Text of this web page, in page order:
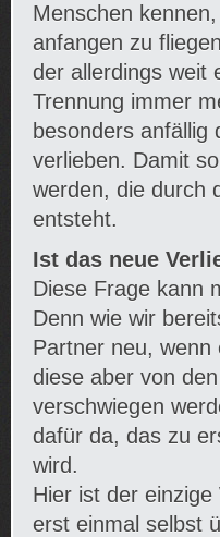
Menschen
anfangen zu
der allerdings weit
Trennung immer
besonders anfällig
verlieben. Damit
werden, die durch
entsteht.
Ist das neue
Diese Frage kann
Denn wie wir
Partner neu, wenn
diese aber von
verschwiegen
dafür da, das zu
wird.
Hier ist der
erst einmal selbst